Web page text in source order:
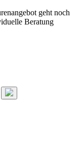
geht noch
Beratung